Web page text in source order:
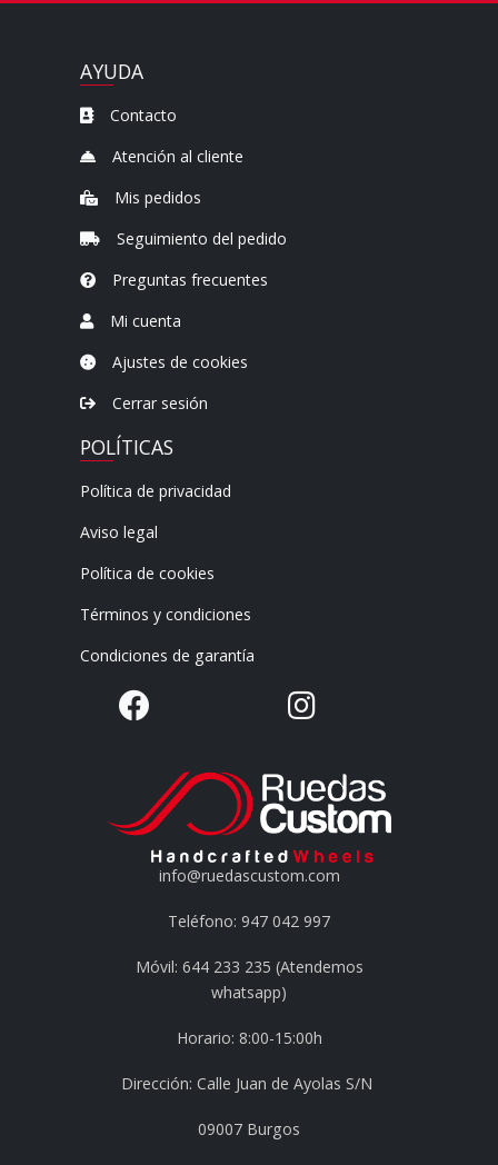
AYUDA
Contacto
Atención al cliente
Mis pedidos
Seguimiento del pedido
Preguntas frecuentes
Mi cuenta
Ajustes de cookies
Cerrar sesión
POLÍTICAS
Política de privacidad
Aviso legal
Política de cookies
Términos y condiciones
Condiciones de garantía
info@ruedascustom.com
Teléfono: 947 042 997
Móvil: 644 233 235 (Atendemos
whatsapp)
Horario: 8:00-15:00h
Dirección: Calle Juan de Ayolas S/N
09007 Burgos